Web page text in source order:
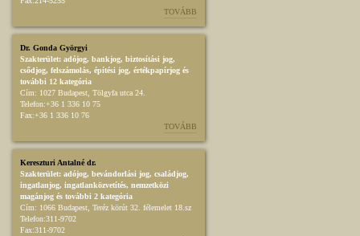
TOVÁBB
Dr. Gonda Györgyi
Szakterület: adójog, bankjog, biztosítási jog,
csődjog, felszámolás, építési jog, értékpapírjog és
további 12 kategória
Cím: 1027 Budapest, Tölgyfa utca 24.
Telefon:+36 1 336 10 75
Fax:+36 1 336 10 76
TOVÁBB
Kereszturi Antalné dr.
Szakterület: adójog, bevándorlási jog, családjog,
ingatlanjog, ingatlanközvetítés, nemzetközi
magánjog és további 2 kategória
Cím: 1066 Budapest, Teréz körút 32. félemelet 18.sz
Telefon:311-9702
Fax:311-9702